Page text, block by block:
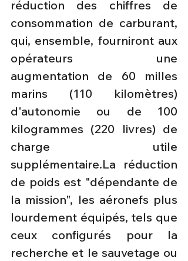
réduction des chiffres de
consommation de carburant,
qui, ensemble, fourniront aux
opérateurs une
augmentation de 60 milles
marins (110 kilomètres)
d'autonomie ou de 100
kilogrammes (220 livres) de
supplémentaire.La réduction
de poids est "dépendante de
la mission", les aéronefs plus
lourdement équipés, tels que
ceux configurés pour la
recherche et le sauvetage ou